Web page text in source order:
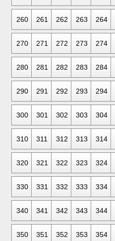
260 261 262 263 264
270 271 272 273 274
280 281 282 283 284
290 291 292 293 294
300 301 302 303 304
310 311 312 313 314
320 321 322 323 324
330 331 332 333 334
340 341 342 343 344
350 351 352 353 354